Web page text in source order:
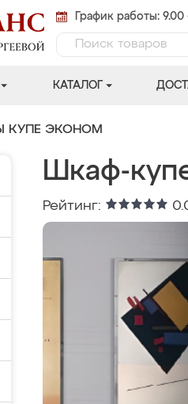
График работы:
КАТАЛОГ
КУПЕ ЭКОНОМ
Шкаф-
Рейтинг: